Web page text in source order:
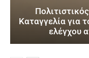
Καταγγελία για
ελέγχου